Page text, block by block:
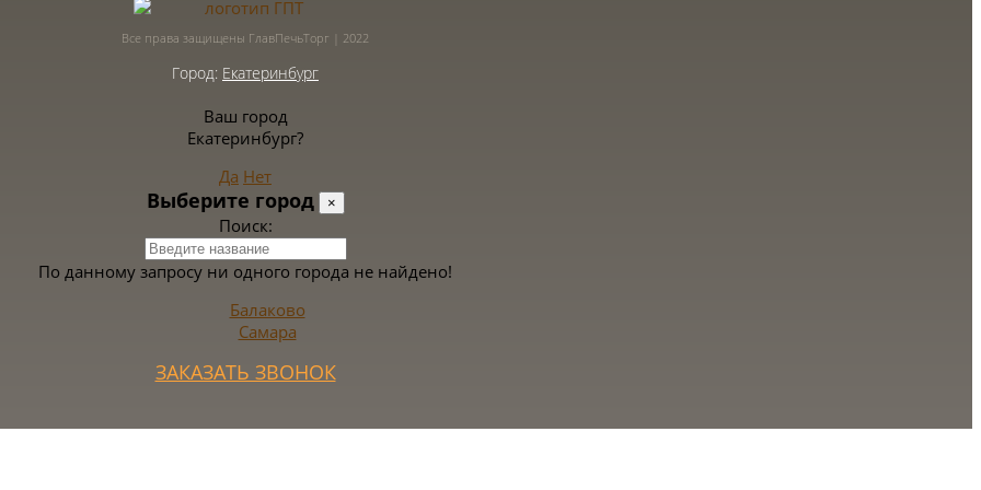
Все права защищены ГлавПечьТорг | 2022
Город: Екатеринбург
Ваш город
Екатеринбург?
Да Нет
Выберите город ×
Поиск:
По данному запросу ни одного города не найдено!
Балаково
Самара
ЗАКАЗАТЬ ЗВОНОК